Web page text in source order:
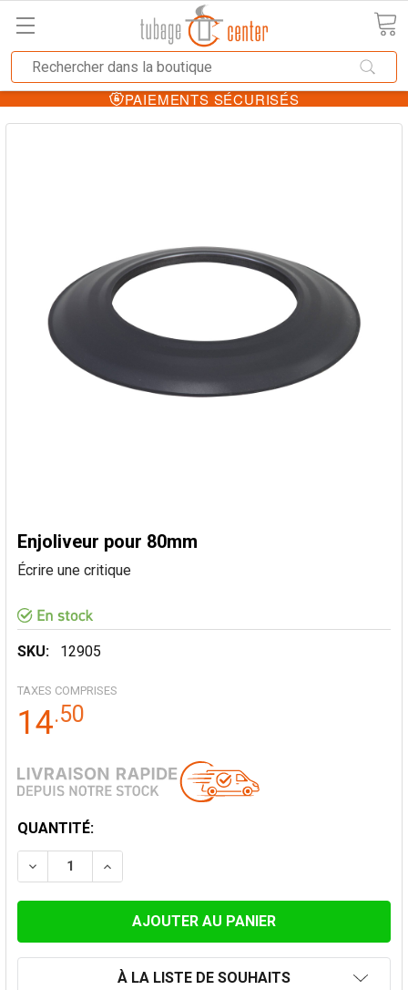
PAIEMENTS SÉCURISÉS
Enjoliveur pour 80mm
Écrire une critique
SKU: 12905
TAXES COMPRISES
14.50
STOCK
ACTUEL:
QUANTITÉ:
DIMINUER LA QUANTITÉ DE ENJOLIVEUR POUR 80MM
AUGMENTER LA QUANTITÉ DE ENJOLIVEUR
À LA LISTE DE SOUHAITS